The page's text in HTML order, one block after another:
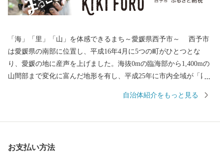
「海」「里」「山」を体感できるまち～愛媛県西予市～ 西予市
は愛媛県の南部に位置し、平成16年4月に5つの町がひとつとな
り、愛媛の地に産声を上げました。海抜0mの臨海部から1,400mの
山間部まで変化に富んだ地形を有し、平成25年に市内全域が「四
かな自然環境・景観、その地で息づいてきた歴史と伝統文化を誇
自治体紹介をもっと見る
お支払い方法